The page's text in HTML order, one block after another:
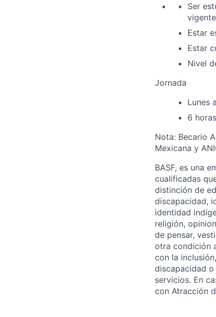
Ser
Estar
Estar
Nivel
Jornada
Lunes
6
Nota: Becario
Mexicana y
BASF, es una
cualificadas
distinción de
discapacidad,
identidad
religión,
de pensar,
otra condición
con la
discapacidad
servicios. En
con Atracción